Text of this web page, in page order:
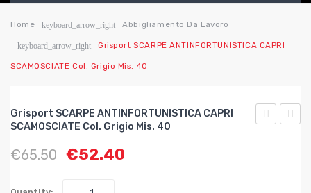
HOME
AZIENDA
WISHLIST
Home keyboard_arrow_right Abbigliamento Da Lavoro
keyboard_arrow_right Grisport SCARPE ANTINFORTUNISTICA CAPRI
SCAMOSCIATE Col. Grigio Mis. 40
Grisport SCARPE ANTINFORTUNISTICA CAPRI
SCAMOSCIATE Col. Grigio Mis. 40
€65.50 €52.40